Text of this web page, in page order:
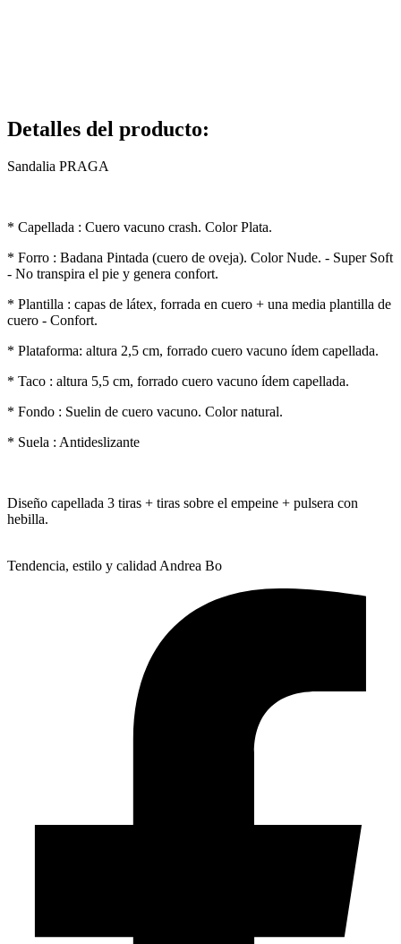
Detalles del producto:
Sandalia PRAGA
* Capellada : Cuero vacuno crash. Color Plata.
* Forro : Badana Pintada (cuero de oveja). Color Nude. - Super Soft
- No transpira el pie y genera confort.
* Plantilla : capas de látex, forrada en cuero + una media plantilla de
cuero - Confort.
* Plataforma: altura 2,5 cm, forrado cuero vacuno ídem capellada.
* Taco : altura 5,5 cm, forrado cuero vacuno ídem capellada.
* Fondo : Suelin de cuero vacuno. Color natural.
* Suela : Antideslizante
Diseño capellada 3 tiras + tiras sobre el empeine + pulsera con
hebilla.
Tendencia, estilo y calidad Andrea Bo